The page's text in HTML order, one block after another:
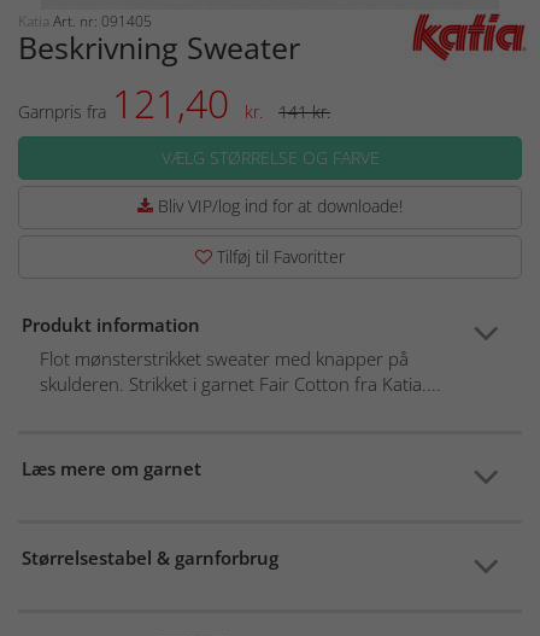
Katia Art. nr: 091405
Beskrivning Sweater
Garnpris fra 121,40 kr.
141 kr.
VÆLG STØRRELSE OG FARVE
Bliv VIP/log ind for at downloade!
Tilføj til Favoritter
Produkt information
Flot mønsterstrikket sweater med knapper på
skulderen. Strikket i garnet Fair Cotton fra Katia....
Læs mere om garnet
Størrelsestabel & garnforbrug